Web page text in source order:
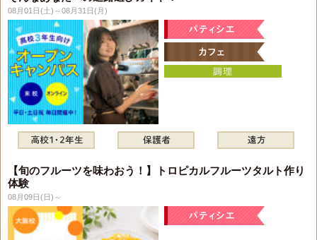
08月01日(土)～08月31日(月)
【旬のフルーツを味わおう！】トロピカルフルーツタルト作り
体験
08月09日(日)～